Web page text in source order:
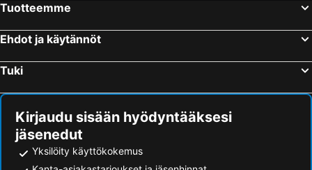
Tuotteemme
Ehdot ja käytännöt
Tuki
Kirjaudu sisään hyödyntääksesi
jäsenedut
Yksilöity käyttökokemus